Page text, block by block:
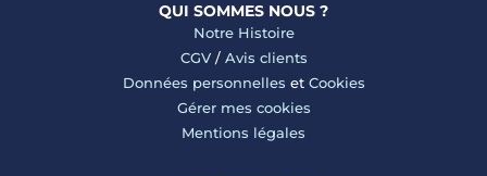
QUI SOMMES NOUS ?
Notre Histoire
CGV/ Avis clients
Données personnelles et Cookies
Gérer mes cookies
Mentions légales